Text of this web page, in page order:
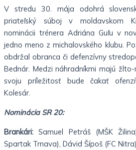
V stredu 30. mája odohrá
priateľský súboj v moldavskom
nominácii trénera Adriána Guľu v
jedno meno z michalovského klubu.
obdržal obranca či defenzívny
Bednár. Medzi náhradníkmi majú
svoju príležitosť bude čakať
Kolesár.
Nominácia SR 20:
Brankári: Samuel Petráš (MŠK
Spartak Trnava), Dávid Šípoš (FC Nitra)